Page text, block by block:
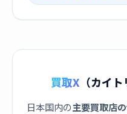
買取X （カイ
日本国内の主要買取店